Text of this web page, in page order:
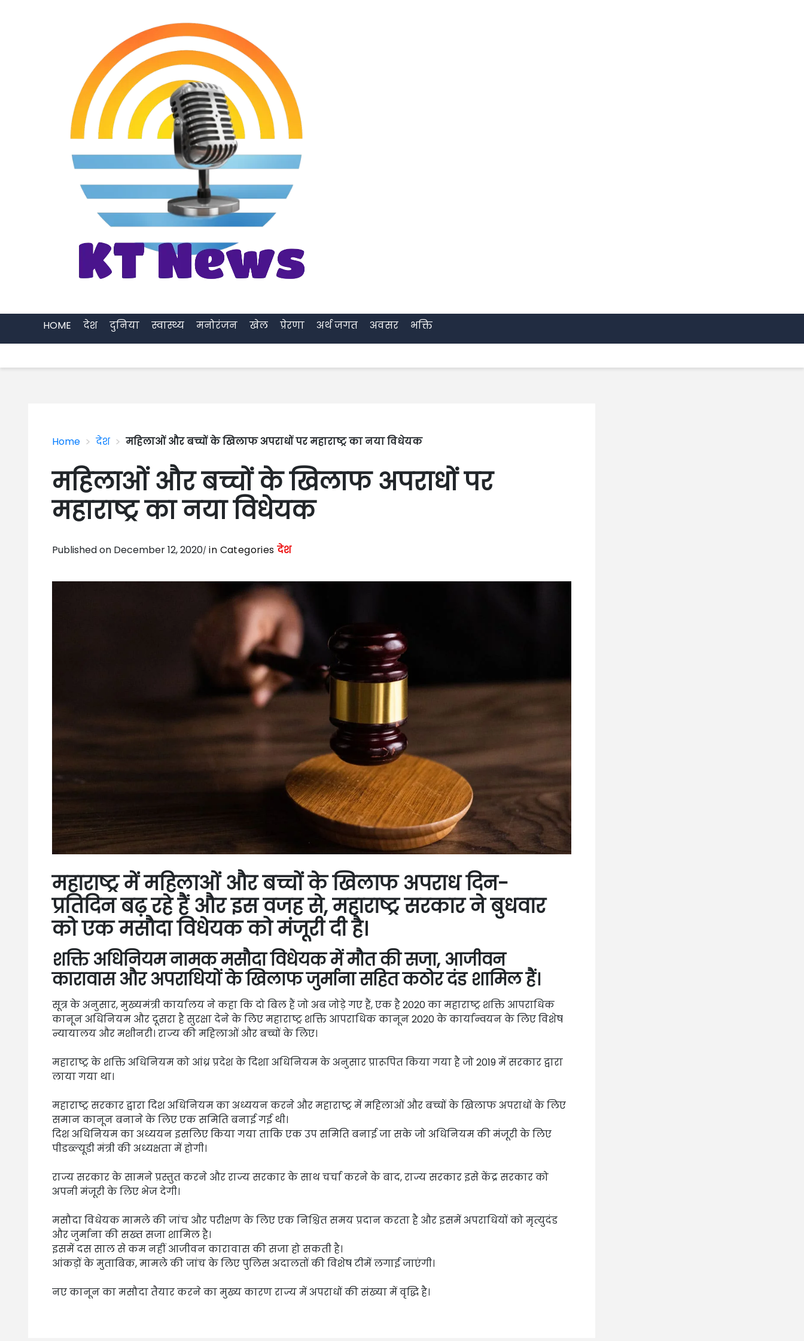
HOME देश दुनिया स्वास्थ्य मनोरंजन खेल प्रेरणा अर्थ जगत अवसर भक्ति
Home > देश > महिलाओं और बच्चों के खिलाफ अपराधों पर महाराष्ट्र का नया विधेयक
महिलाओं और बच्चों के खिलाफ अपराधों पर
महाराष्ट्र का नया विधेयक
Published on December 12, 2020 in Categories देश
महाराष्ट्र में महिलाओं और बच्चों के खिलाफ अपराध दिन-
प्रतिदिन बढ़ रहे हैं और इस वजह से, महाराष्ट्र सरकार ने बुधवार
को एक मसौदा विधेयक को मंजूरी दी है।
शक्ति अधिनियम नामक मसौदा विधेयक में मौत की सजा, आजीवन
कारावास और अपराधियों के खिलाफ जुर्माना सहित कठोर दंड शामिल हैं।
सूत्र के अनुसार, मुख्यमंत्री कार्यालय ने कहा कि दो बिल हैं जो अब जोड़े गए हैं, एक है 2020 का महाराष्ट्र शक्ति आपराधिक
कानून अधिनियम और दूसरा है सुरक्षा देने के लिए महाराष्ट्र शक्ति आपराधिक कानून 2020 के कार्यान्वयन के लिए विशेष
न्यायालय और मशीनरी। राज्य की महिलाओं और बच्चों के लिए।
महाराष्ट्र के शक्ति अधिनियम को आंध्र प्रदेश के दिशा अधिनियम के अनुसार प्रारूपित किया गया है जो 2019 में सरकार द्वारा
लाया गया था।
महाराष्ट्र सरकार द्वारा दिश अधिनियम का अध्ययन करने और महाराष्ट्र में महिलाओं और बच्चों के खिलाफ अपराधों के लिए
समान कानून बनाने के लिए एक समिति बनाई गई थी।
दिश अधिनियम का अध्ययन इसलिए किया गया ताकि एक उप समिति बनाई जा सके जो अधिनियम की मंजूरी के लिए
पीडब्ल्यूडी मंत्री की अध्यक्षता में होगी।
राज्य सरकार के सामने प्रस्तुत करने और राज्य सरकार के साथ चर्चा करने के बाद, राज्य सरकार इसे केंद्र सरकार को
अपनी मंजूरी के लिए भेज देगी।
मसौदा विधेयक मामले की जांच और परीक्षण के लिए एक निश्चित समय प्रदान करता है और इसमें अपराधियों को मृत्युदंड
और जुर्माना की सख्त सजा शामिल है।
इसमें दस साल से कम नहीं आजीवन कारावास की सजा हो सकती है।
आंकड़ों के मुताबिक, मामले की जांच के लिए पुलिस अदालतों की विशेष टीमें लगाई जाएंगी।
नए कानून का मसौदा तैयार करने का मुख्य कारण राज्य में अपराधों की संख्या में वृद्धि है।